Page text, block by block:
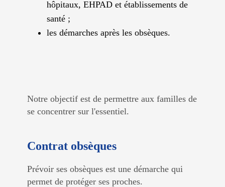
hôpitaux, EHPAD et établissements de
santé ;
les démarches après les obsèques.
Notre objectif est de permettre aux familles de
se concentrer sur l'essentiel.
Contrat obsèques
Prévoir ses ob​sèques est une démarche qui
permet de protéger ses proches.